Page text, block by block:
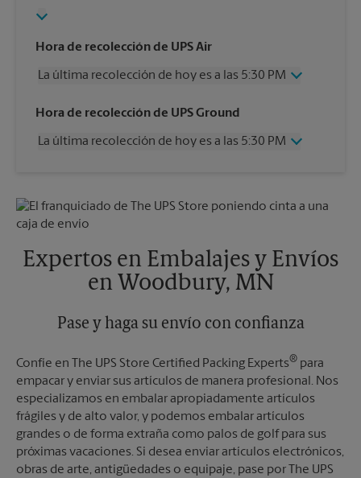
Hora de recolección de UPS Air
La última recolección de hoy es a las 5:30 PM
Miércoles
5:30 PM
Viernes
5:30 PM
Martes
Hora de recolección de UPS Ground
La última recolección de hoy es a las 5:30 PM
Viernes
5:30 PM
Sábado
Lunes
5:30 PM
5:30 PM
Expertos en Embalajes y Envíos
en Woodbury, MN
Pase y haga su envío con confianza
Confíe en The UPS Store Certified Packing Experts® para
empacar y enviar sus artículos de manera profesional. Nos
especializamos en embalar apropiadamente artículos
frágiles y de alto valor, y podemos embalar artículos
grandes o de forma extraña como palos de golf para sus
próximas vacaciones. Si desea enviar artículos electrónicos,
obras de arte, antigüedades o equipaje, pase por The UPS